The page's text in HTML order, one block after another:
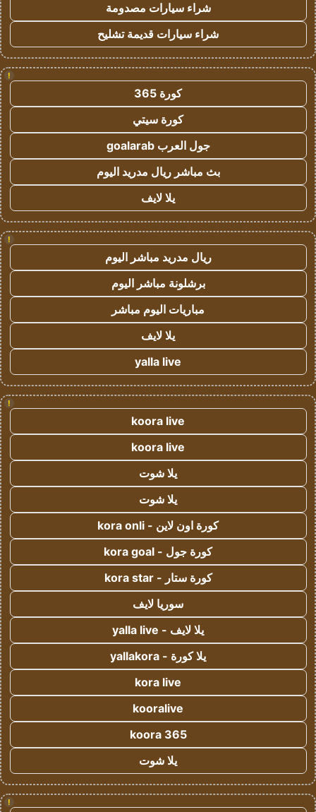
شراء سيارات مصدومة
شراء سيارات قديمة تشليح
!
كورة 365
كورة سيتي
جول العرب goalarab
بث مباشر ريال مدريد اليوم
يلا لايف
!
ريال مدريد مباشر اليوم
برشلونة مباشر اليوم
مباريات اليوم مباشر
يلا لايف
yalla live
!
koora live
koora live
يلا شوت
يلا شوت
كورة اون لاين - kora onli
كورة جول - kora goal
كورة ستار - kora star
سوريا لايف
يلا لايف - yalla live
يلا كورة - yallakora
kora live
kooralive
koora 365
يلا شوت
!